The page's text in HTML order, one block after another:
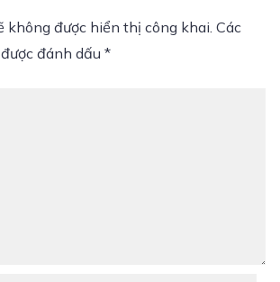
không được hiển thị công khai. Các
đánh dấu*